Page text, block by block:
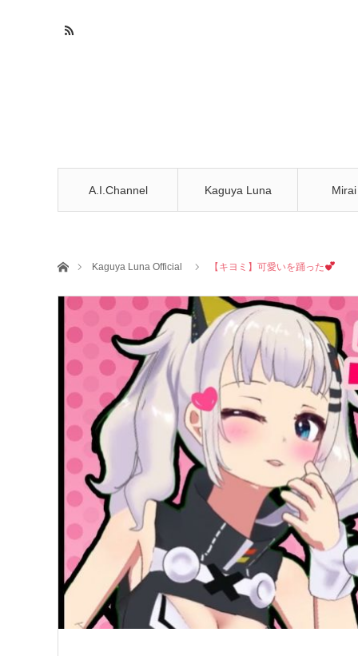
A.I.Channel Kaguya Luna
ホームKaguya Luna Official 【キヨミ】可愛いを踊った